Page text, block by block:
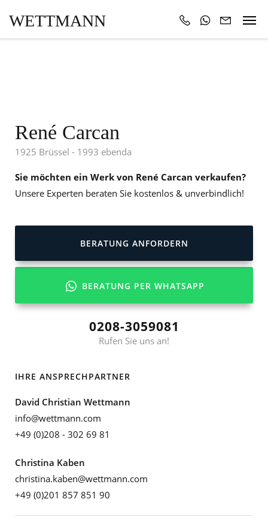
WETTMANN
René Carcan
1925 Brüssel - 1993 ebenda
Sie möchten ein Werk von René Carcan verkaufen?
Unsere Experten beraten Sie kostenlos & unverbindlich!
BERATUNG ANFORDERN
BERATUNG PER WHATSAPP
0208-3059081
Rufen Sie uns an!
IHRE ANSPRECHPARTNER
David Christian Wettmann
info@wettmann.com
+49 (0)208 - 302 69 81
Christina Kaben
christina.kaben@wettmann.com
+49 (0)201 857 851 90